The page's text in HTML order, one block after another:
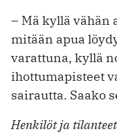
– Mä kyllä vähän
mitään apua
varattuna, kyllä
ihottumapisteet
sairautta. Saako
Henkilöt ja